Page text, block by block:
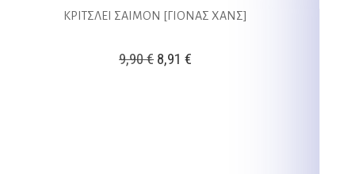
ΚΡΙΤΣΛΕΙ ΣΑΙΜΟΝ [ΓΙΟΝΑΣ ΧΑΝΣ]
9,90€ Original
8,91€